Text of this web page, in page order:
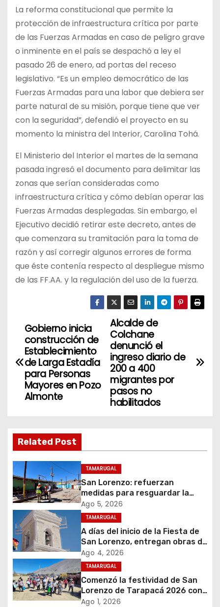
La reforma constitucional que permite la
protección de infraestructura crítica por parte
de las Fuerzas Armadas en caso de peligro grave
o inminente en el país se despachó a ley el
pasado 26 de enero, ad portas del receso
legislativo. “Es un empleo democrático de las
Fuerzas Armadas para una labor que debiera ser
parte natural de su misión, porque tiene que ver
con la seguridad”, defendió el proyecto en su
momento la ministra del Interior, Carolina Tohá.
El Ministerio del Interior el martes de la semana
pasada ingresó el documento para delimitar las
zonas que serían consideradas como
infraestructura crítica y cómo debían operar las
Fuerzas Armadas desplegadas. Sin embargo, el
Ejecutivo decidió retirar este decreto, antes de
que comenzara su tramitación para la toma de
razón y así corregir algunos errores de forma
que éste contenía respecto al despliegue mismo
de las FF.AA. y la regulación del uso de la fuerza.
N
v
a
c
i
ó
n
d
e
e
n
Alcalde de
Colchane
denunció el
ingreso diario de
200 a 400
migrantes por
pasos no
habilitados
Gobierno inicia
construcción de
Establecimiento
de Larga Estadía
para Personas
Mayores en Pozo
Almonte
Related Post
TAMARUGAL
San Lorenzo: refuerzan
medidas para resguardar la
seguridad del suministro
eléctrico durante la festividad
Ago 5, 2026
TAMARUGAL
A días del inicio de la Fiesta de
San Lorenzo, entregan obras de
emergencia para resguardar su
histórico campanario
Ago 4, 2026
TAMARUGAL
Comenzó la festividad de San
Lorenzo de Tarapacá 2026 con
despliegue de servicios y
Ago 1, 2026